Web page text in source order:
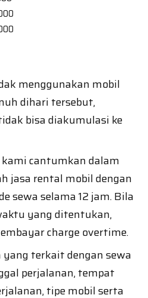
menggunakan mobil
dihari tersebut,
bisa diakumulasi ke
cantumkan dalam
jasa rental mobil dengan
sewa selama 12 jam. Bila
yang ditentukan,
charge overtime.
yang terkait dengan sewa
perjalanan, tempat
tipe mobil serta